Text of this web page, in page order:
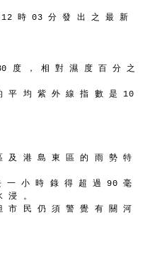
時 03 分 發 出 之 最 新
度 ， 相 對 濕 度 百 分 之
平 均 紫 外 線 指 數 是 10
及 港 島 東 區 的 雨 勢 特
一 小 時 錄 得 超 過 90 毫
浸 。
市 民 仍 須 警 覺 有 關 河